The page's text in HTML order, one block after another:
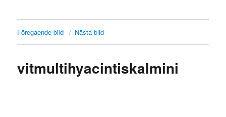
Föregående bild Nästa bild
vitmultihyacintiskalmini